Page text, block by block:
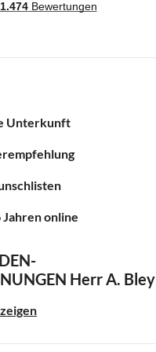
Unterkunft
online
Herr A. Bley